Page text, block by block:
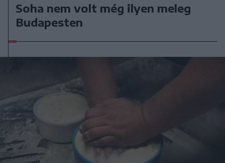
Soha nem volt még ilyen meleg
Budapesten